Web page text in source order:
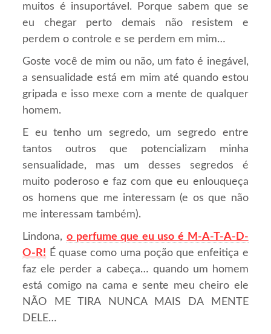
muitos é insuportável. Porque sabem que se
eu chegar perto demais não resistem e
perdem o controle e se perdem em mim…
Goste você de mim ou não, um fato é inegável,
a sensualidade está em mim até quando estou
gripada e isso mexe com a mente de qualquer
homem.
E eu tenho um segredo, um segredo entre
tantos outros que potencializam minha
sensualidade, mas um desses segredos é
muito poderoso e faz com que eu enlouqueça
os homens que me interessam (e os que não
me interessam também).
Lindona,o perfume que eu uso é M-A-T-A-D-
O-R! É quase como uma poção que enfeitiça e
faz ele perder a cabeça… quando um homem
está comigo na cama e sente meu cheiro ele
NÃO ME TIRA NUNCA MAIS DA MENTE
DELE…